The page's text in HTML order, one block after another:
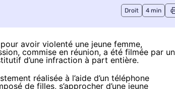
Droit 4 min
avoir violenté une jeune femme,
commise en réunion, a été filmée par
d’une infraction à part entière.
réalisée à l’aide d’un téléphone
de filles, s’approcher d’une jeune